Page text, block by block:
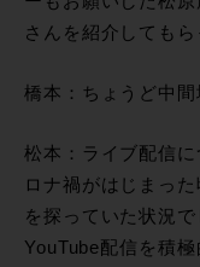
さんを紹介してもら
橋本：ちょうど中間
松本：ライブ配信
ロナ禍がはじまっ
を探っていた状況
YouTube配信を積